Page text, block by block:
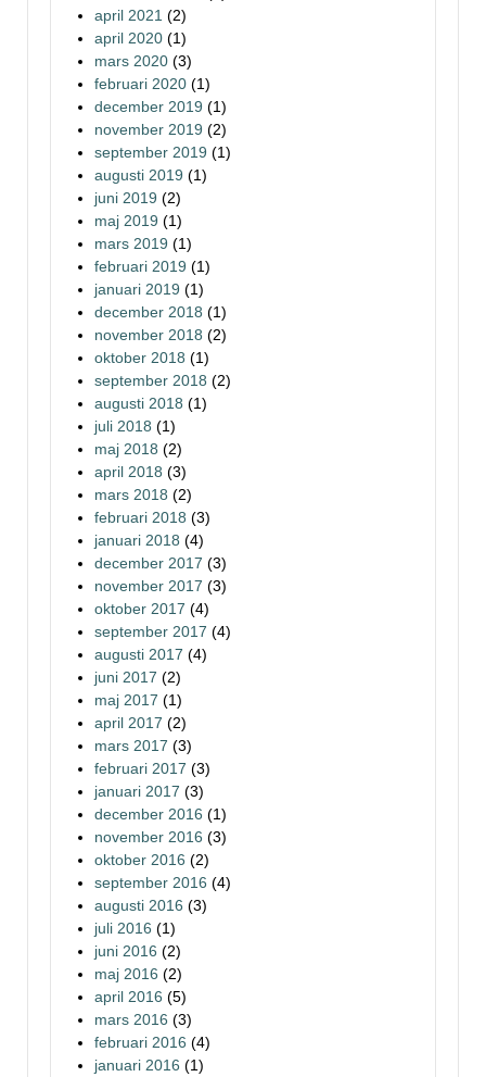
april 2021 (2)
april 2020 (1)
mars 2020 (3)
februari 2020 (1)
december 2019 (1)
november 2019 (2)
september 2019 (1)
augusti 2019 (1)
juni 2019 (2)
maj 2019 (1)
mars 2019 (1)
februari 2019 (1)
januari 2019 (1)
december 2018 (1)
november 2018 (2)
oktober 2018 (1)
september 2018 (2)
augusti 2018 (1)
juli 2018 (1)
maj 2018 (2)
april 2018 (3)
mars 2018 (2)
februari 2018 (3)
januari 2018 (4)
december 2017 (3)
november 2017 (3)
oktober 2017 (4)
september 2017 (4)
augusti 2017 (4)
juni 2017 (2)
maj 2017 (1)
april 2017 (2)
mars 2017 (3)
februari 2017 (3)
januari 2017 (3)
december 2016 (1)
november 2016 (3)
oktober 2016 (2)
september 2016 (4)
augusti 2016 (3)
juli 2016 (1)
juni 2016 (2)
maj 2016 (2)
april 2016 (5)
mars 2016 (3)
februari 2016 (4)
januari 2016 (1)